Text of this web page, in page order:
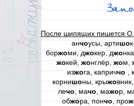
После шипящих пишется О
анчоусы, артишо
боржоми, джокер, джо
жокей,жонглёр,жом,
изжога, каприччо,
корнишоны, крыжо
лечо, мачо, мажор,
обжора, пончо, про